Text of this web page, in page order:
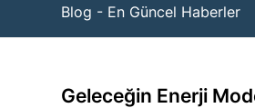
Blog - En Güncel Haberler
Geleceğin Enerji